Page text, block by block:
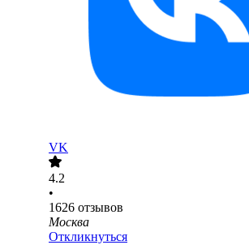
VK
4.2
•
1626 отзывов
Москва
Откликнуться